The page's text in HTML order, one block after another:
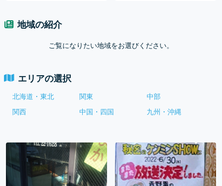
地域の紹介
ご覧になりたい地域をお選びください。
エリアの選択
北海道・東北 関東
中部
関西
中国・四国 九州・沖縄